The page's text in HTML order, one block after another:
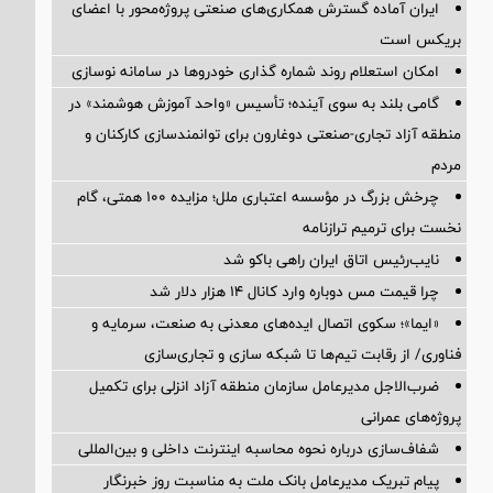
ایران آماده گسترش همکاری‌های صنعتی پروژه‌محور با اعضای
بریکس است
امکان استعلام روند شماره گذاری خودروها در سامانه نوسازی
گامی بلند به سوی آینده؛ تأسیس «واحد آموزش هوشمند» در
منطقه آزاد تجاری-صنعتی دوغارون برای توانمندسازی کارکنان و
مردم
چرخش بزرگ در مؤسسه اعتباری ملل؛ مزایده ۱۰۰ همتی، گام
نخست برای ترمیم ترازنامه
نایب‌رئیس اتاق ایران راهی باکو شد
چرا قیمت مس دوباره وارد کانال ۱۴ هزار دلار شد
«ایما»؛ سکوی اتصال ایده‌های معدنی به صنعت، سرمایه و
فناوری/ از رقابت تیم‌ها تا شبکه سازی و تجاری‌سازی
ضرب‌الاجل مدیرعامل سازمان منطقه آزاد انزلی برای تكمیل
پروژه‌های عمرانی
شفاف‌سازی درباره نحوه محاسبه اینترنت داخلی و بین‌المللی
پیام تبریک مدیرعامل بانک ملت به مناسبت روز خبرنگار